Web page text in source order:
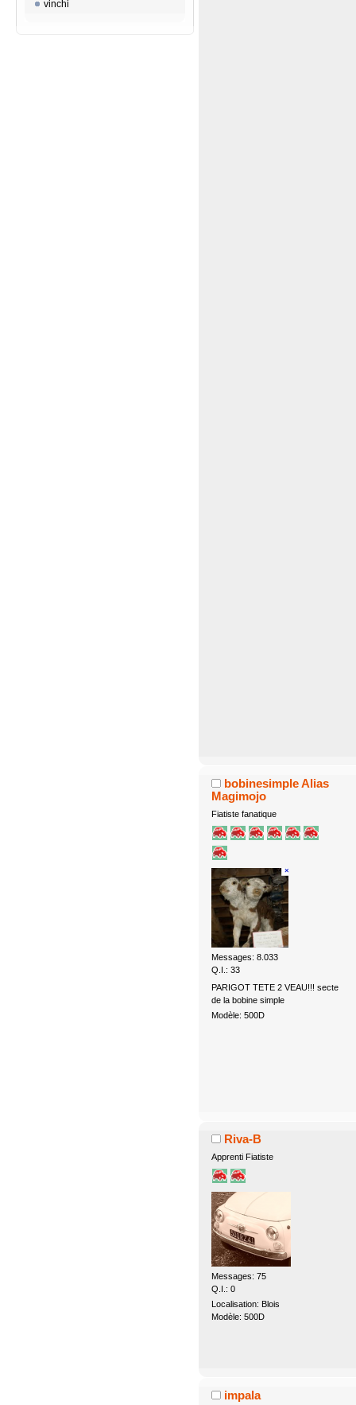
vinchi
bobinesimple Alias
Magimojo
Fiatiste fanatique
Messages: 8.033
Q.I.: 33
PARIGOT TETE 2 VEAU!!! secte
de la bobine simple
Modèle: 500D
Riva-B
Apprenti Fiatiste
Messages: 75
Q.I.: 0
Localisation: Blois
Modèle: 500D
impala